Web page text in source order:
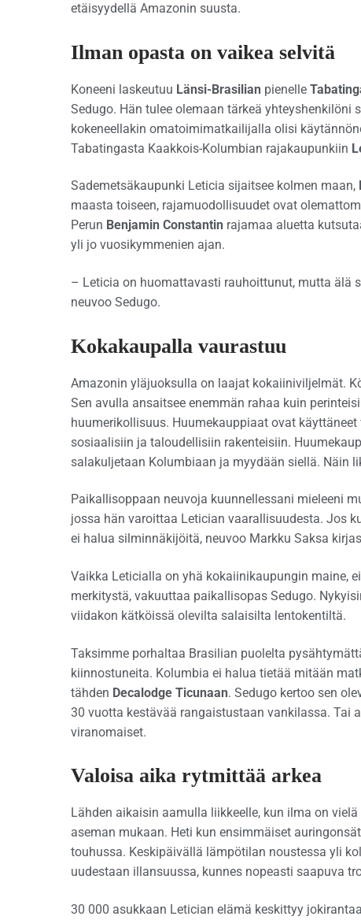
etäisyydellä Amazonin suusta.
Ilman opasta on vaikea selvitä
Koneeni laskeutuu Länsi-Brasilian pienelle
Sedugo. Hän tulee olemaan tärkeä
kokeneellakin omatoimimatkailijalla olisi
Tabatingasta Kaakkois-Kolumbian rajakaupunkiin
Sademetsäkaupunki Leticia sijaitsee kolmen maan,
maasta toiseen, rajamuodollisuudet ovat
Perun Benjamin Constantin rajamaa aluetta
yli jo vuosikymmenien ajan.
– Leticia on huomattavasti rauhoittunut, mutta älä
neuvoo Sedugo.
Kokakaupalla vaurastuu
Amazonin yläjuoksulla on laajat kokaiiniviljelmät.
Sen avulla ansaitsee enemmän rahaa kuin
huumerikollisuus. Huumekauppiaat ovat
sosiaalisiin ja taloudellisiin rakenteisiin.
salakuljetaan Kolumbiaan ja myydään siellä. Näin
Paikallisoppaan neuvoja kuunnellessani mieleeni
jossa hän varoittaa Letician vaarallisuudesta. Jos
ei halua silminnäkijöitä, neuvoo Markku Saksa
Vaikka Leticialla on yhä kokaiinikaupungin maine,
merkitystä, vakuuttaa paikallisopas Sedugo.
viidakon kätköissä olevilta salaisilta lentokentiltä.
Taksimme porhaltaa Brasilian puolelta
kiinnostuneita. Kolumbia ei halua tietää mitään
tähden Decalodge Ticunaan. Sedugo kertoo sen
30 vuotta kestävää rangaistustaan vankilassa. Tai
viranomaiset.
Valoisa aika rytmittää arkea
Lähden aikaisin aamulla liikkeelle, kun ilma on
aseman mukaan. Heti kun ensimmäiset
touhussa. Keskipäivällä lämpötilan noustessa yli
uudestaan illansuussa, kunnes nopeasti saapuva
30 000 asukkaan Letician elämä keskittyy